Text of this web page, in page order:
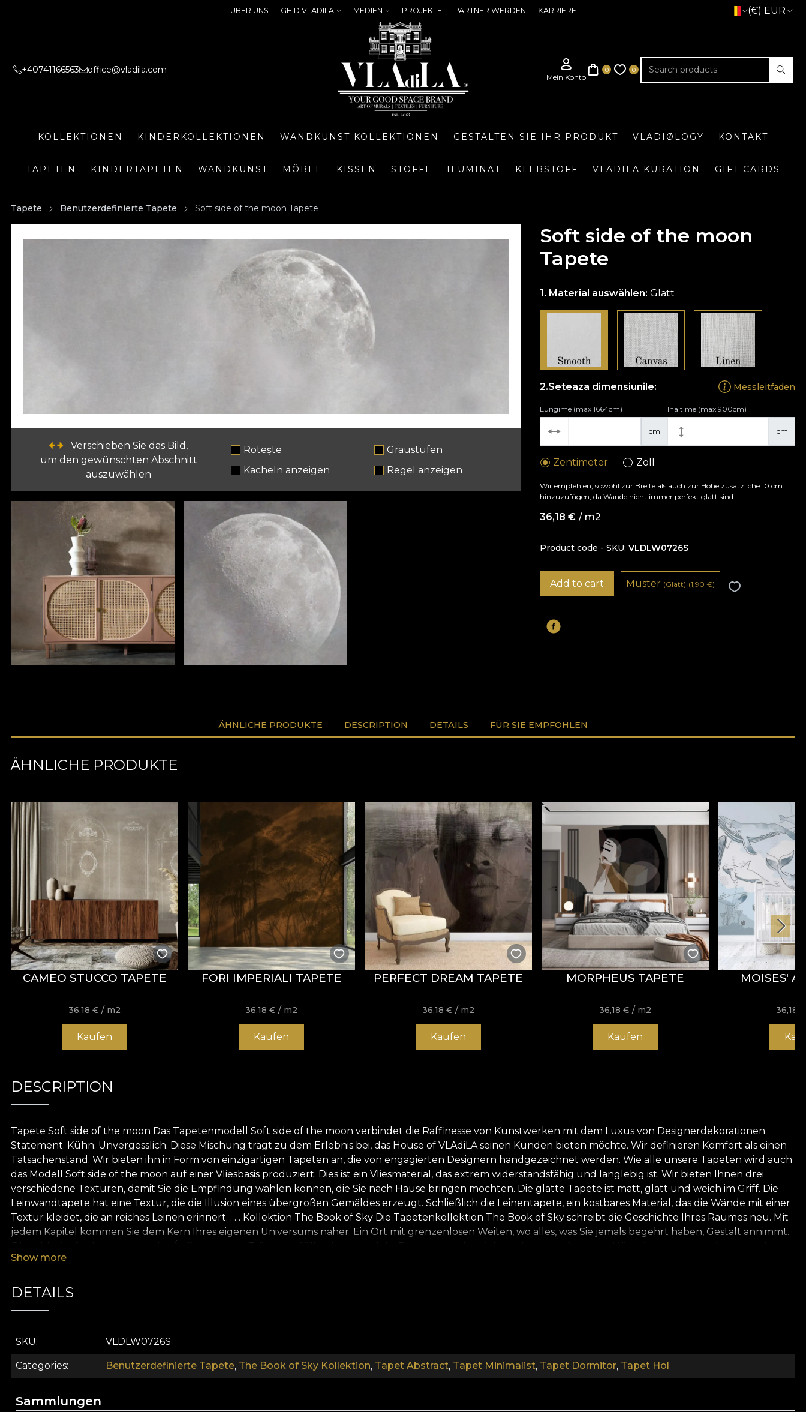
ÜBER UNS GHID VLADILA MEDIEN PROJEKTE PARTNER WERDEN KARRIERE (€) EUR
+40741166563 office@vladila.com
KOLLEKTIONEN KINDERKOLLEKTIONEN WANDKUNST KOLLEKTIONEN GESTALTEN SIE IHR PRODUKT VLADIØLOGY KONTAKT
TAPETEN KINDERTAPETEN WANDKUNST MÖBEL KISSEN STOFFE ILUMINAT KLEBSTOFF VLADILA KURATION GIFT CARDS
Tapete Benutzerdefinierte Tapete Soft side of the moon Tapete
Verschieben Sie das Bild,
um den gewünschten Abschnitt
auszuwählen
Rotește
Graustufen
Kacheln anzeigen
Regel anzeigen
Soft side of the moon
Tapete
Material auswählen:Glatt
Seteaza dimensiunile: Messleitfaden
cm
Lungime (max 1664cm)
cm
Inaltime (max 900cm)
Zentimeter Zoll
Wir empfehlen, sowohl zur Breite als auch zur Höhe zusätzliche 10 cm
hinzuzufügen, da Wände nicht immer perfekt glatt sind.
36,18€ / m2
Product code - SKU VLDLW0726S
Add to cart Muster (Glatt) (1,90€)
ÄHNLICHE PRODUKTE DESCRIPTION DETAILS FÜR SIE EMPFOHLEN
ÄHNLICHE PRODUKTE
CAMEO STUCCO TAPETE
36,18€ / m2
Kaufen
FORI IMPERIALI TAPETE
36,18€ / m2
Kaufen
PERFECT DREAM TAPETE
36,18€ / m2
Kaufen
MORPHEUS TAPETE
36,18€ / m2
Kaufen
MOISES'
36,18
DESCRIPTION
Tapete Soft side of the moon Das Tapetenmodell Soft side of the moon verbindet die Raffinesse von Kunstwerken mit dem Luxus von Designerdekorationen.
Statement. Kühn. Unvergesslich. Diese Mischung trägt zu dem Erlebnis bei, das House of VLAdiLA seinen Kunden bieten möchte. Wir definieren Komfort als einen
Tatsachenstand. Wir bieten ihn in Form von einzigartigen Tapeten an, die von engagierten Designern handgezeichnet werden. Wie alle unsere Tapeten wird auch
das Modell Soft side of the moon auf einer Vliesbasis produziert. Dies ist ein Vliesmaterial, das extrem widerstandsfähig und langlebig ist. Wir bieten Ihnen drei
verschiedene Texturen, damit Sie die Empfindung wählen können, die Sie nach Hause bringen möchten. Die glatte Tapete ist matt, glatt und weich im Griff. Die
Leinwandtapete hat eine Textur, die die Illusion eines übergroßen Gemäldes erzeugt. Schließlich die Leinentapete, ein kostbares Material, das die Wände mit einer
Textur kleidet, die an reiches Leinen erinnert. . . . Kollektion The Book of Sky Die Tapetenkollektion The Book of Sky schreibt die Geschichte Ihres Raumes neu. Mit
jedem Kapitel kommen Sie dem Kern Ihres eigenen Universums näher. Ein Ort mit grenzenlosen Weiten, wo alles, was Sie jemals begehrt haben, Gestalt annimmt.
ihnen zu suchen. Und diese Suche muss in einem Umfeld stattfinden, das uns während dieses Prozesses umfassen, verstehen und unterstützen kann. Zuhause
Tapeten geschaffen, die perfekt für diese Reise der Selbstentdeckung geeignet sind. Des Erinnerns. Des Werdens. Wir haben Geschichten handgezeichnet und in
Tapetenanbringung. So können Sie einen schnellen, sicheren und effizienten Umgestaltungsprozess genießen, der den höchsten Qualitätsstandards entspricht.
Show more
DETAILS
SKU VLDLW0726S
Categories Benutzerdefinierte Tapete, The Book of Sky Kollektion, Tapet Abstract, Tapet Minimalist, Tapet Dormitor, Tapet Hol
Sammlungen